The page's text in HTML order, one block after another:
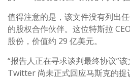
值得注意的是，该文件没有列出
的股权合作伙伴。这位特斯拉
股份，价值约 29 亿美元。
“报告人正在寻求谈判最终协议”该
Twitter 尚未正式回应马斯克的提